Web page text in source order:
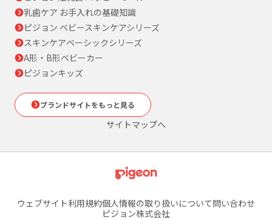
乳歯ケア お手入れの基礎知識
ピジョン ベビースキンケアシリーズ
スキンケアベーシックシリーズ
A形・B形ベビーカー
ピジョンキッズ
ブランドサイトをもっと見る
サイトマップへ
ウェブサイト利用規約個人情報の取り扱いについて問い合わせ
ピジョン株式会社